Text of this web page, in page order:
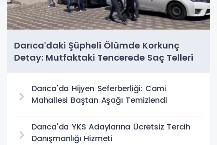
Darıca'daki Şüpheli Ölümde Korkunç
Detay: Mutfaktaki Tencerede Saç Telleri
Darıca'da Hijyen Seferberliği: Cami
Mahallesi Baştan Aşağı Temizlendi
Darıca'da YKS Adaylarına Ücretsiz Tercih
Danışmanlığı Hizmeti